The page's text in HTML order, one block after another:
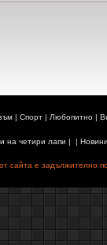
| Спорт| Любопитно|
на четири лапи | |
сайта е задължително